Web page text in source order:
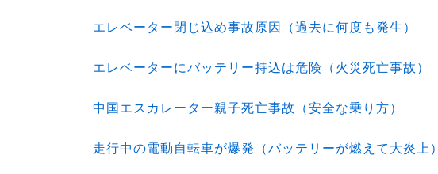
エレベーター閉じ込め事故原因（過去に何度も発生）
エレベーターにバッテリー持込は危険（火災死亡事故）
中国エスカレーター親子死亡事故（安全な乗り方）
走行中の電動自転車が爆発（バッテリーが燃えて大炎上）